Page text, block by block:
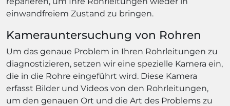
einwandfreiem Zustand zu bringen.
Kamerauntersuchung von Rohren
Um das genaue Problem in Ihren Rohrleitungen zu
diagnostizieren, setzen wir eine spezielle Kamera ein,
die in die Rohre eingeführt wird. Diese Kamera
erfasst Bilder und Videos von den Rohrleitungen,
um den genauen Ort und die Art des Problems zu